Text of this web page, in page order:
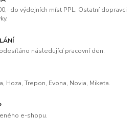
do výdejních míst PPL. Ostatní dopravci
následující pracovní den.
Hoza, Trepon, Evona, Novia, Miketa.
e-shopu.